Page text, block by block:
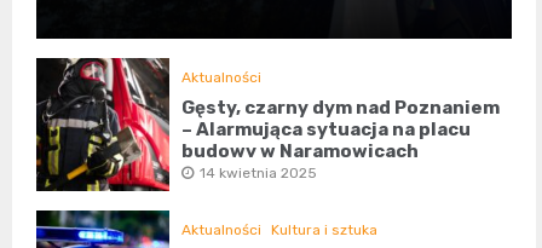
Aktualności
Gęsty, czarny dym nad Poznaniem
– Alarmująca sytuacja na placu
budowy w Naramowicach
14 kwietnia 2025
Aktualności Kultura i sztuka